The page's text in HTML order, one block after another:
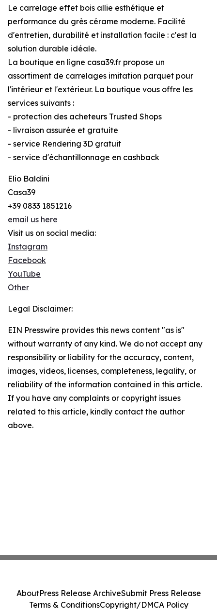
Le carrelage effet bois allie esthétique et
performance du grès cérame moderne. Facilité
d'entretien, durabilité et installation facile : c'est la
solution durable idéale.
La boutique en ligne casa39.fr propose un
assortiment de carrelages imitation parquet pour
l'intérieur et l'extérieur. La boutique vous offre les
services suivants :
- protection des acheteurs Trusted Shops
- livraison assurée et gratuite
- service Rendering 3D gratuit
- service d'échantillonnage en cashback
Elio Baldini
Casa39
+39 0833 1851216
email us here
Visit us on social media:
Instagram
Facebook
YouTube
Other
Legal Disclaimer:
EIN Presswire provides this news content "as is"
without warranty of any kind. We do not accept any
responsibility or liability for the accuracy, content,
images, videos, licenses, completeness, legality, or
reliability of the information contained in this article.
If you have any complaints or copyright issues
related to this article, kindly contact the author
above.
AboutPress Release ArchiveSubmit Press Release
Terms & ConditionsCopyright/DMCA Policy